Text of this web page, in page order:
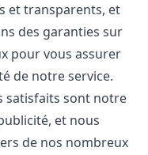
et transparents, et
des garanties sur
pour vous assurer
de notre service.
satisfaits sont notre
et nous
de nos nombreux